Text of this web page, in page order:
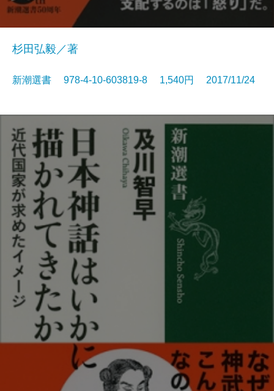
杉田弘毅／著
新潮選書 978-4-10-603819-8 1,540円 2017/11/24